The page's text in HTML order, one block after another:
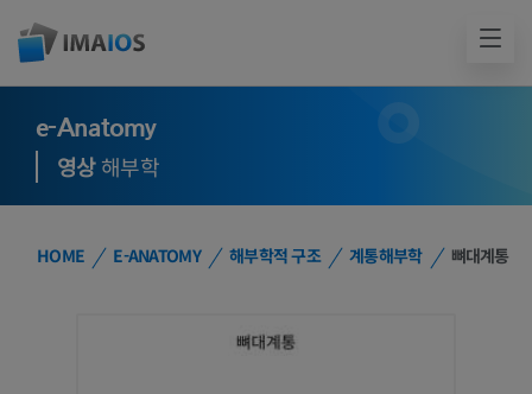
e-Anatomy
영상해부학
HOME E-ANATOMY 해부학적 구조 계통해부학 뼈대계통